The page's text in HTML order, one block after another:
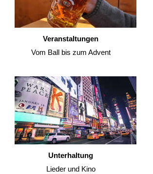
Veranstaltungen
Vom Ball bis zum Advent
Unterhaltung
Lieder und Kino